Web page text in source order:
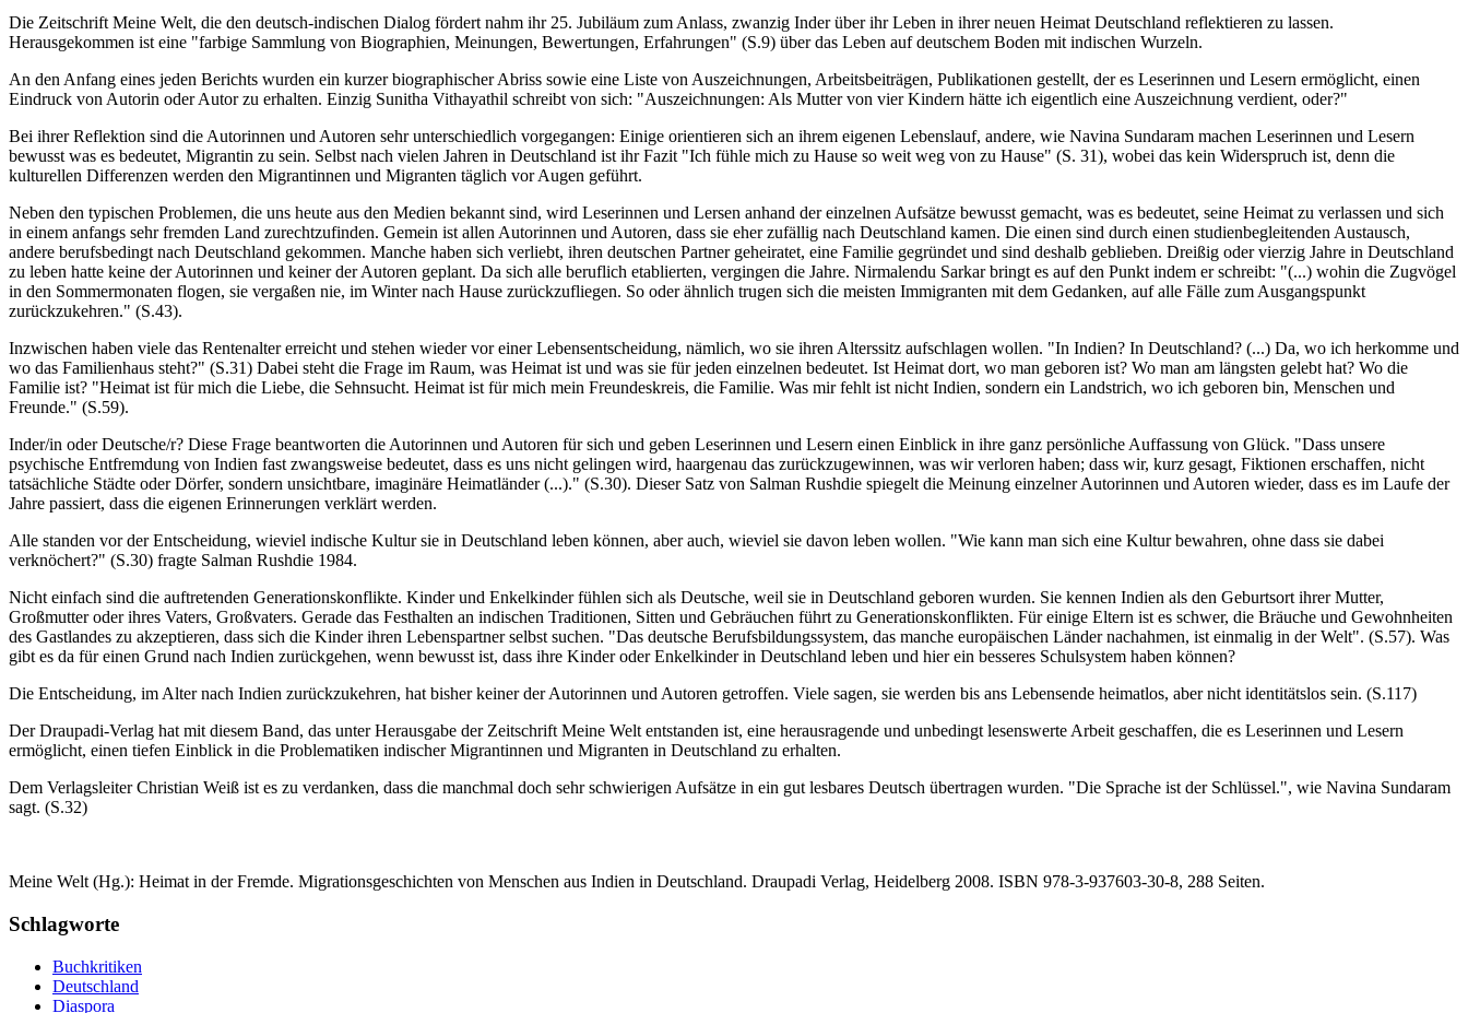
Die Zeitschrift Meine Welt, die den deutsch-indischen Dialog fördert nahm ihr 25. Jubiläum zum Anlass, zwanzig Inder über ihr Leben in ihrer neuen Heimat Deutschland reflektieren zu lassen.
Herausgekommen ist eine "farbige Sammlung von Biographien, Meinungen, Bewertungen, Erfahrungen" (S.9) über das Leben auf deutschem Boden mit indischen Wurzeln.
An den Anfang eines jeden Berichts wurden ein kurzer biographischer Abriss sowie eine Liste von Auszeichnungen, Arbeitsbeiträgen, Publikationen gestellt, der es Leserinnen und Lesern ermöglicht, einen
Eindruck von Autorin oder Autor zu erhalten. Einzig Sunitha Vithayathil schreibt von sich: "Auszeichnungen: Als Mutter von vier Kindern hätte ich eigentlich eine Auszeichnung verdient, oder?"
Bei ihrer Reflektion sind die Autorinnen und Autoren sehr unterschiedlich vorgegangen: Einige orientieren sich an ihrem eigenen Lebenslauf, andere, wie Navina Sundaram machen Leserinnen und Lesern
bewusst was es bedeutet, Migrantin zu sein. Selbst nach vielen Jahren in Deutschland ist ihr Fazit "Ich fühle mich zu Hause so weit weg von zu Hause" (S. 31), wobei das kein Widerspruch ist, denn die
kulturellen Differenzen werden den Migrantinnen und Migranten täglich vor Augen geführt.
Neben den typischen Problemen, die uns heute aus den Medien bekannt sind, wird Leserinnen und Lersen anhand der einzelnen Aufsätze bewusst gemacht, was es bedeutet, seine Heimat zu verlassen und sich
in einem anfangs sehr fremden Land zurechtzufinden. Gemein ist allen Autorinnen und Autoren, dass sie eher zufällig nach Deutschland kamen. Die einen sind durch einen studienbegleitenden Austausch,
andere berufsbedingt nach Deutschland gekommen. Manche haben sich verliebt, ihren deutschen Partner geheiratet, eine Familie gegründet und sind deshalb geblieben. Dreißig oder vierzig Jahre in Deutschland
zu leben hatte keine der Autorinnen und keiner der Autoren geplant. Da sich alle beruflich etablierten, vergingen die Jahre. Nirmalendu Sarkar bringt es auf den Punkt indem er schreibt: "(...) wohin die Zugvögel
in den Sommermonaten flogen, sie vergaßen nie, im Winter nach Hause zurückzufliegen. So oder ähnlich trugen sich die meisten Immigranten mit dem Gedanken, auf alle Fälle zum Ausgangspunkt
zurückzukehren." (S.43).
Inzwischen haben viele das Rentenalter erreicht und stehen wieder vor einer Lebensentscheidung, nämlich, wo sie ihren Alterssitz aufschlagen wollen. "In Indien? In Deutschland? (...) Da, wo ich herkomme und
wo das Familienhaus steht?" (S.31) Dabei steht die Frage im Raum, was Heimat ist und was sie für jeden einzelnen bedeutet. Ist Heimat dort, wo man geboren ist? Wo man am längsten gelebt hat? Wo die
Familie ist? "Heimat ist für mich die Liebe, die Sehnsucht. Heimat ist für mich mein Freundeskreis, die Familie. Was mir fehlt ist nicht Indien, sondern ein Landstrich, wo ich geboren bin, Menschen und
Freunde." (S.59).
Inder/in oder Deutsche/r? Diese Frage beantworten die Autorinnen und Autoren für sich und geben Leserinnen und Lesern einen Einblick in ihre ganz persönliche Auffassung von Glück. "Dass unsere
psychische Entfremdung von Indien fast zwangsweise bedeutet, dass es uns nicht gelingen wird, haargenau das zurückzugewinnen, was wir verloren haben; dass wir, kurz gesagt, Fiktionen erschaffen, nicht
tatsächliche Städte oder Dörfer, sondern unsichtbare, imaginäre Heimatländer (...)." (S.30). Dieser Satz von Salman Rushdie spiegelt die Meinung einzelner Autorinnen und Autoren wieder, dass es im Laufe der
Jahre passiert, dass die eigenen Erinnerungen verklärt werden.
Alle standen vor der Entscheidung, wieviel indische Kultur sie in Deutschland leben können, aber auch, wieviel sie davon leben wollen. "Wie kann man sich eine Kultur bewahren, ohne dass sie dabei
verknöchert?" (S.30) fragte Salman Rushdie 1984.
Nicht einfach sind die auftretenden Generationskonflikte. Kinder und Enkelkinder fühlen sich als Deutsche, weil sie in Deutschland geboren wurden. Sie kennen Indien als den Geburtsort ihrer Mutter,
Großmutter oder ihres Vaters, Großvaters. Gerade das Festhalten an indischen Traditionen, Sitten und Gebräuchen führt zu Generationskonflikten. Für einige Eltern ist es schwer, die Bräuche und Gewohnheiten
des Gastlandes zu akzeptieren, dass sich die Kinder ihren Lebenspartner selbst suchen. "Das deutsche Berufsbildungssystem, das manche europäischen Länder nachahmen, ist einmalig in der Welt". (S.57). Was
gibt es da für einen Grund nach Indien zurückgehen, wenn bewusst ist, dass ihre Kinder oder Enkelkinder in Deutschland leben und hier ein besseres Schulsystem haben können?
Die Entscheidung, im Alter nach Indien zurückzukehren, hat bisher keiner der Autorinnen und Autoren getroffen. Viele sagen, sie werden bis ans Lebensende heimatlos, aber nicht identitätslos sein. (S.117)
Der Draupadi-Verlag hat mit diesem Band, das unter Herausgabe der Zeitschrift Meine Welt entstanden ist, eine herausragende und unbedingt lesenswerte Arbeit geschaffen, die es Leserinnen und Lesern
ermöglicht, einen tiefen Einblick in die Problematiken indischer Migrantinnen und Migranten in Deutschland zu erhalten.
Dem Verlagsleiter Christian Weiß ist es zu verdanken, dass die manchmal doch sehr schwierigen Aufsätze in ein gut lesbares Deutsch übertragen wurden. "Die Sprache ist der Schlüssel.", wie Navina Sundaram
sagt. (S.32)
Meine Welt (Hg.): Heimat in der Fremde. Migrationsgeschichten von Menschen aus Indien in Deutschland. Draupadi Verlag, Heidelberg 2008. ISBN 978-3-937603-30-8, 288 Seiten.
Schlagworte
Buchkritiken
Deutschland
Diaspora